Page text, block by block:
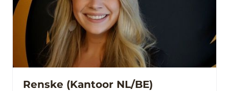
Renske (Kantoor NL/BE)